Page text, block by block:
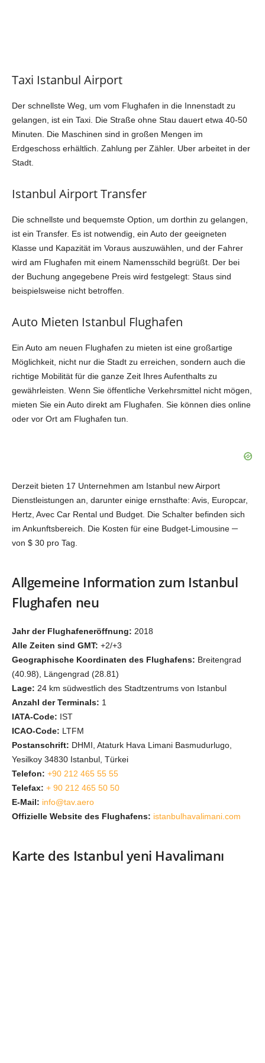
Taxi Istanbul Airport
Der schnellste Weg, um vom Flughafen in die Innenstadt zu
gelangen, ist ein Taxi. Die Straße ohne Stau dauert etwa 40-50
Minuten. Die Maschinen sind in großen Mengen im
Erdgeschoss erhältlich. Zahlung per Zähler. Uber arbeitet in der
Stadt.
Istanbul Airport Transfer
Die schnellste und bequemste Option, um dorthin zu gelangen,
ist ein Transfer. Es ist notwendig, ein Auto der geeigneten
Klasse und Kapazität im Voraus auszuwählen, und der Fahrer
wird am Flughafen mit einem Namensschild begrüßt. Der bei
der Buchung angegebene Preis wird festgelegt: Staus sind
beispielsweise nicht betroffen.
Auto Mieten Istanbul Flughafen
Ein Auto am neuen Flughafen zu mieten ist eine großartige
Möglichkeit, nicht nur die Stadt zu erreichen, sondern auch die
richtige Mobilität für die ganze Zeit Ihres Aufenthalts zu
gewährleisten. Wenn Sie öffentliche Verkehrsmittel nicht mögen,
mieten Sie ein Auto direkt am Flughafen. Sie können dies online
oder vor Ort am Flughafen tun.
Derzeit bieten 17 Unternehmen am Istanbul new Airport
Dienstleistungen an, darunter einige ernsthafte: Avis, Europcar,
Hertz, Avec Car Rental und Budget. Die Schalter befinden sich
im Ankunftsbereich. Die Kosten für eine Budget-Limousine ─
von $ 30 pro Tag.
Allgemeine Information zum Istanbul
Flughafen neu
Jahr der Flughafeneröffnung: 2018
Alle Zeiten sind GMT: +2/+3
Geographische Koordinaten des Flughafens: Breitengrad
(40.98), Längengrad (28.81)
Lage: 24 km südwestlich des Stadtzentrums von Istanbul
Anzahl der Terminals: 1
IATA-Code: IST
ICAO-Code: LTFM
Postanschrift: DHMI, Ataturk Hava Limani Basmudurlugo,
Yesilkoy 34830 Istanbul, Türkei
Telefon: +90 212 465 55 55
Telefax: + 90 212 465 50 50
E-Mail: info@tav.aero
Offizielle Website des Flughafens: istanbulhavalimani.com
Karte des Istanbul yeni Havalimanı